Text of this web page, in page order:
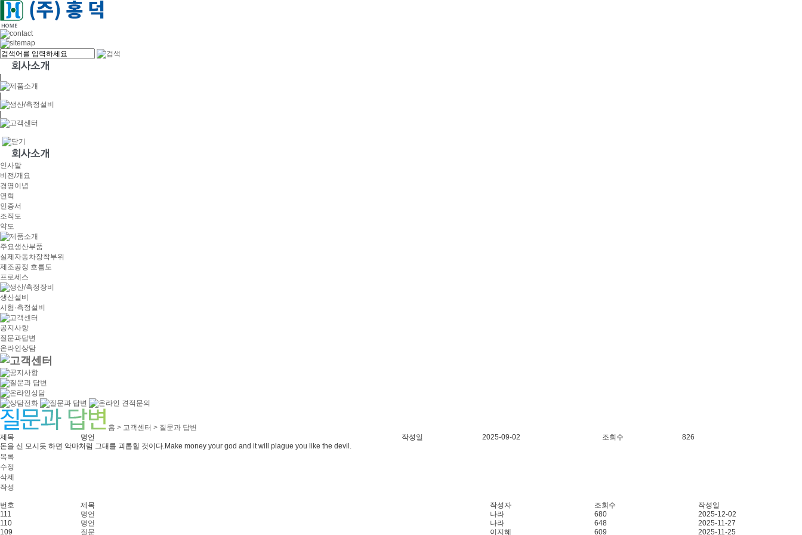
인사말
비전/개요
경영이념
연혁
인증서
조직도
약도
주요생산부품
실제자동차장착부위
제조공정 흐름도
프로세스
생산설비
시험·측정설비
공지사항
질문과답변
온라인상담
홈 > 고객센터 > 질문과 답변
제목
명언 작성일 2025-09-02 조회수
826
돈을 신 모시듯 하면 악마처럼 그대를 괴롭힐 것이다.Make money your god and it will plague you like the devil.
프
리
드
상
조
프
리
드
목록
수정
삭제
작성
번호 제목 작성자 조회수
작성일
111
명언 나라 680
2025-12-02
110
명언 나라 648
2025-11-27
109
질문 이지혜 609 2025-11-25